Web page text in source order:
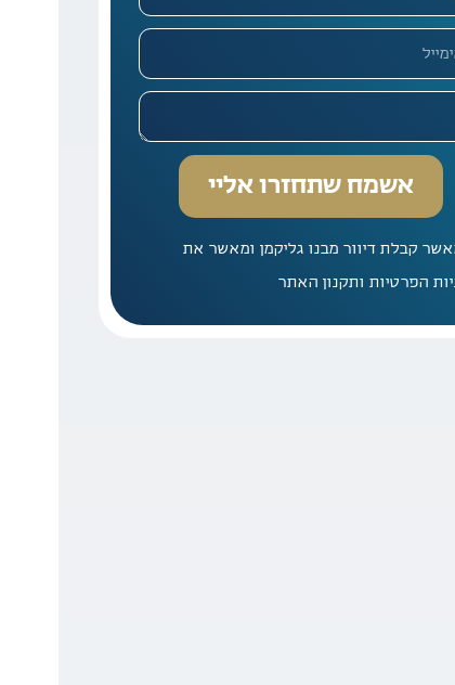
קבלת דיוור מבנו גליקמן ומאשר את
הפרטיות ותקנון האתר
אשמח שתחזרו אליי